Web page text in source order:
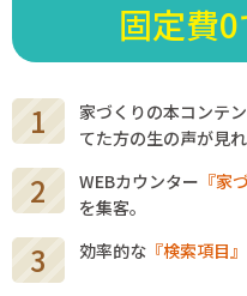
固定費
家づくりの本コンテ
てた方の生の声が見れ
WEBカウンター 『家
を集客。
効率的な 『検索項目』